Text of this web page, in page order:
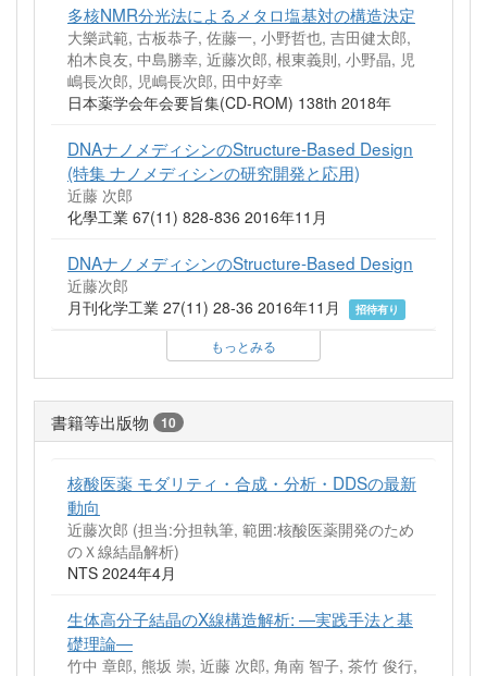
多核NMR分光法によるメタロ塩基対の構造決定
大樂武範, 古板恭子, 佐藤一, 小野哲也, 吉田健太郎,
柏木良友, 中島勝幸, 近藤次郎, 根東義則, 小野晶, 児
嶋長次郎, 児嶋長次郎, 田中好幸
日本薬学会年会要旨集(CD-ROM) 138th 2018年
DNAナノメディシンのStructure-Based Design
(特集 ナノメディシンの研究開発と応用)
近藤 次郎
化學工業 67(11) 828-836 2016年11月
DNAナノメディシンのStructure-Based Design
近藤次郎
月刊化学工業 27(11) 28-36 2016年11月
招待有り
もっとみる
書籍等出版物 10
核酸医薬 モダリティ・合成・分析・DDSの最新
動向
近藤次郎 (担当:分担執筆, 範囲:核酸医薬開発のため
のＸ線結晶解析)
NTS 2024年4月
生体高分子結晶のX線構造解析: ―実践手法と基
礎理論―
竹中 章郎, 熊坂 崇, 近藤 次郎, 角南 智子, 茶竹 俊行,